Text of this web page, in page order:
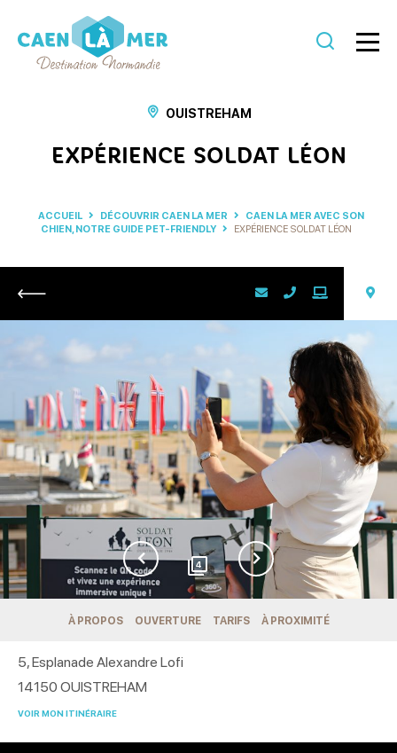
Tourisme
OUISTREHAM
EXPÉRIENCE SOLDAT LÉON
ACCUEIL DÉCOUVRIR CAEN LA MER
CAEN LA MER AVEC SON
CHIEN, NOTRE GUIDE PET-FRIENDLY
EXPÉRIENCE SOLDAT LÉON
Retour
4
À PROPOS OUVERTURE TARIFS À PROXIMITÉ
5, Esplanade Alexandre Lofi
14150 OUISTREHAM
VOIR MON ITINÉRAIRE